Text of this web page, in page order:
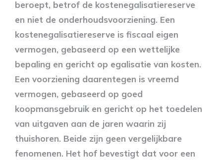
beroept, betrof de kostenegalisatiereserve
en niet de onderhoudsvoorziening. Een
kostenegalisatiereserve is fiscaal eigen
vermogen, gebaseerd op een wettelijke
bepaling en gericht op egalisatie van kosten.
Een voorziening daarentegen is vreemd
vermogen, gebaseerd op goed
koopmansgebruik en gericht op het toedelen
van uitgaven aan de jaren waarin zij
thuishoren. Beide zijn geen vergelijkbare
fenomenen. Het hof bevestigt dat voor een